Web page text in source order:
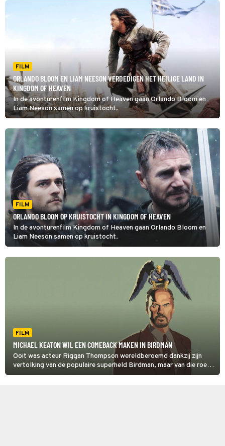
FILM
ORLANDO BLOOM EN LIAM NEESON VERDEDIGEN HET HEILIGE LAND IN
KINGDOM OF HEAVEN
In de avonturenfilm Kingdom of Heaven gaan Orlando Bloom en
Liam Neeson samen op kruistocht.
FILM
ORLANDO BLOOM OP KRUISTOCHT IN KINGDOM OF HEAVEN
In de avonturenfilm Kingdom of Heaven gaan Orlando Bloom en
Liam Neeson samen op kruistocht.
FILM
MICHAEL KEATON WIL EEN COMEBACK MAKEN IN BIRDMAN
Ooit was acteur Riggan Thompson wereldberoemd dankzij zijn
vertolking van de populaire superheld Birdman, maar van die roem
is weinig meer over. Tijd voor een comeback dus.